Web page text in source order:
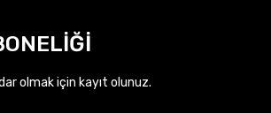
olmak için kayıt olunuz.